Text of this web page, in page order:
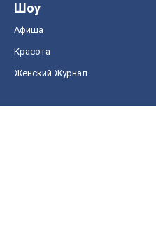
Шоу
Афиша
Красота
Женский Журнал